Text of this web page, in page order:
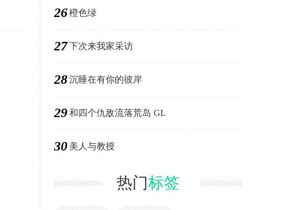
26橙色绿
27下次来我家采访
28沉睡在有你的彼岸
29和四个仇敌流落荒岛 GL
30 美人与教授
热门标签